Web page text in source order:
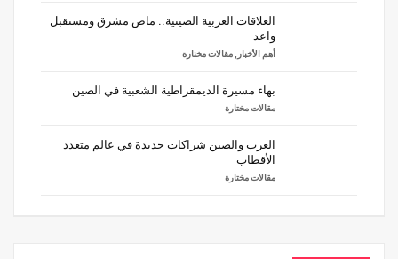
العلاقات العربية الصينية.. ماض مشرق ومستقبل
واعد
أهم الأخبار ,مقالات مختارة
بهاء مسيرة الديمقراطية الشعبية في الصين
مقالات مختارة
العرب والصين شراكات جديدة في عالم متعدد
الأقطاب
مقالات مختارة